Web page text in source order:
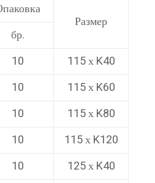
Размер
бр.
10
115 х K40
10
115 х K60
10
115 х K80
10
115 х K120
10
125 х K40